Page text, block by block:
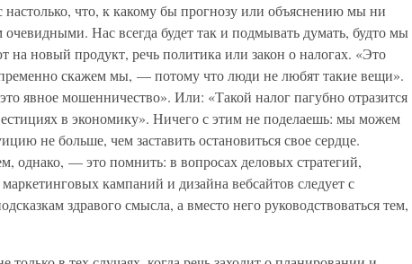
настолько, что, к какому бы прогнозу или объяснению мы ни
Нас всегда будет так и подмывать думать, будто мы
на новый продукт, речь политика или закон о налогах. «Это
скажем мы, — потому что люди не любят такие вещи».
явное мошенничество». Или: «Такой налог пагубно отразится
в экономику». Ничего с этим не поделаешь: мы можем
не больше, чем заставить остановиться свое сердце.
однако, — это помнить: в вопросах деловых стратегий,
кампаний и дизайна вебсайтов следует с
здравого смысла, а вместо него руководствоваться тем,